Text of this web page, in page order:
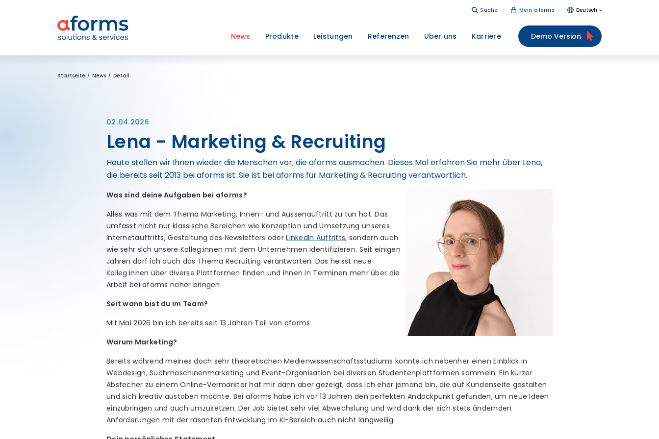
Suche Mein aforms Deutsch
News Produkte Leistungen Referenzen Über uns Karriere Demo Version
Startseite News Detail
02.04.2026
Lena - Marketing & Recruiting
Heute stellen wir Ihnen wieder die Menschen vor, die aforms ausmachen. Dieses Mal erfahren Sie mehr über Lena,
die bereits seit 2013 bei aforms ist. Sie ist bei aforms für Marketing & Recruiting verantwortlich.
Was sind deine Aufgaben bei aforms?
Alles was mit dem Thema Marketing, Innen- und Aussenauftritt zu tun hat. Das
umfasst nicht nur klassische Bereichen wie Konzeption und Umsetzung unseres
Internetauftritts, Gestaltung des Newsletters oderLinkedIn Auftritts, sondern auch
wie sehr sich unsere Kolleg:innen mit dem Unternehmen identifizieren. Seit einigen
Jahren darf ich auch das Thema Recruiting verantworten. Das heisst neue
Kolleg:innen über diverse Plattformen finden und ihnen in Terminen mehr über die
Arbeit bei aforms näher bringen.
Seit wann bist du im Team?
Mit Mai 2026 bin ich bereits seit 13 Jahren Teil von aforms.
Warum Marketing?
Bereits während meines doch sehr theoretischen Medienwissenschaftsstudiums konnte ich nebenher einen Einblick in
Webdesign, Suchmaschinenmarketing und Event-Organisation bei diversen Studentenplattformen sammeln. Ein kurzer
Abstecher zu einem Online-Vermarkter hat mir dann aber gezeigt, dass ich eher jemand bin, die auf Kundenseite gestalten
und sich kreativ austoben möchte. Bei aforms habe ich vor 13 Jahren den perfekten Andockpunkt gefunden, um neue Ideen
einzubringen und auch umzusetzen. Der Job bietet sehr viel Abwechslung und wird dank der sich stets ändernden
Anforderungen mit der rasanten Entwicklung im KI-Bereich auch nicht langweilig.